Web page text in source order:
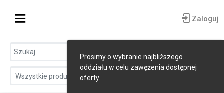
Zaloguj
Wszystkie produkty
Prosimy o wybranie najbliższego
oddziału w celu zawężenia dostępnej
oferty.